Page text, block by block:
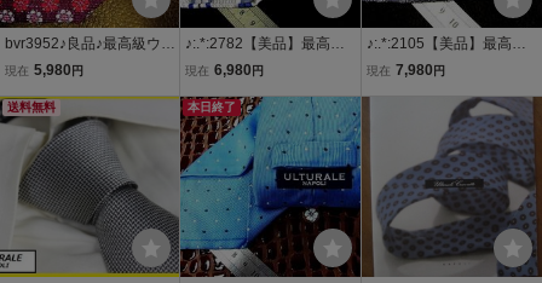
bvr3952♪良品♪最高級ウル
トゥラーレ「花」【Ultura
現在 5,980 円
♪:.*:2782【美品】最高級
ウルトゥラーレ【Ultural
現在 6,980 円
♪:.*:2105【美品】最高級
ウルトゥラーレ【Ultural
現在 7,980 円
送料無料 本日終了